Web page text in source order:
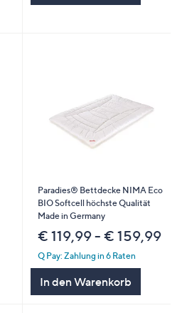
Paradies® Bettdecke NIMA Eco
BIO Softcell höchste Qualität
Made in Germany
€ 119,99 - € 159,99
Q Pay: Zahlung in 6 Raten
In den Warenkorb